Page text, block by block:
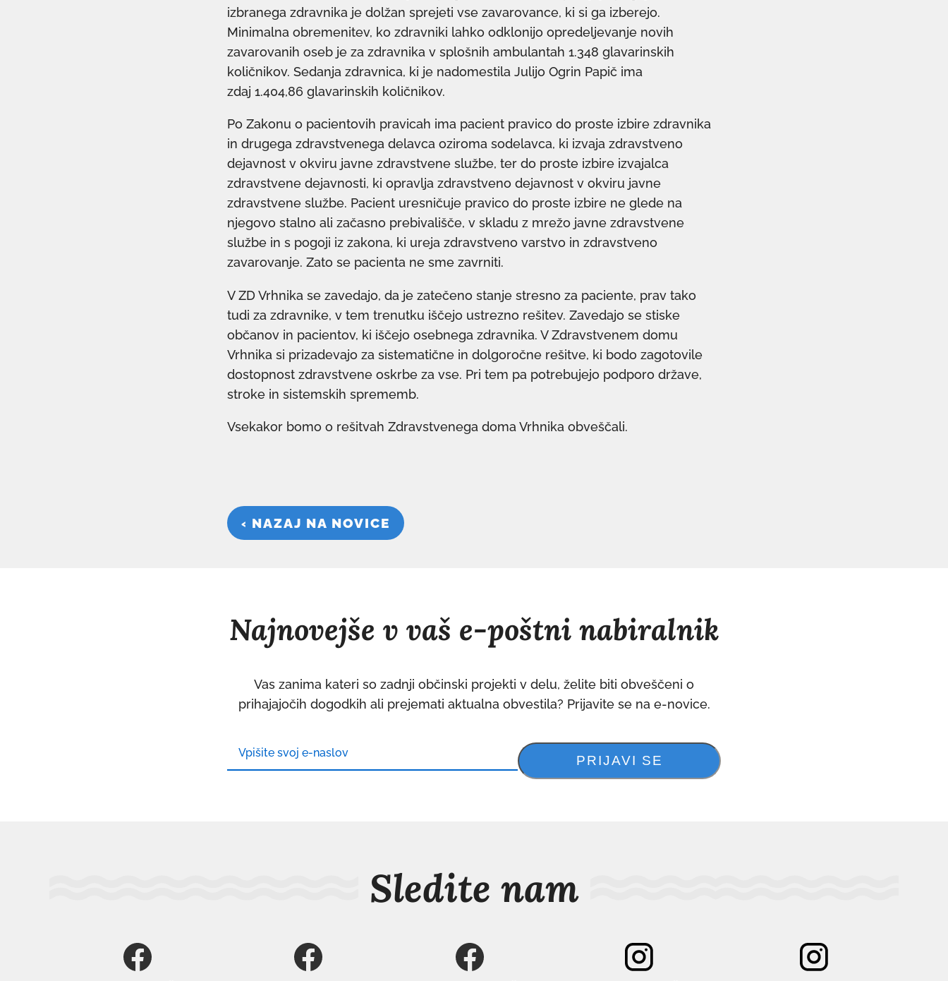
izbranega zdravnika je dolžan sprejeti vse zavarovance, ki si ga izberejo.
Minimalna obremenitev, ko zdravniki lahko odklonijo opredeljevanje novih
zavarovanih oseb je za zdravnika v splošnih ambulantah 1.348 glavarinskih
količnikov. Sedanja zdravnica, ki je nadomestila Julijo Ogrin Papič ima
zdaj 1.404,86 glavarinskih količnikov.
Po Zakonu o pacientovih pravicah ima pacient pravico do proste izbire zdravnika
in drugega zdravstvenega delavca oziroma sodelavca, ki izvaja zdravstveno
dejavnost v okviru javne zdravstvene službe, ter do proste izbire izvajalca
zdravstvene dejavnosti, ki opravlja zdravstveno dejavnost v okviru javne
zdravstvene službe. Pacient uresničuje pravico do proste izbire ne glede na
njegovo stalno ali začasno prebivališče, v skladu z mrežo javne zdravstvene
službe in s pogoji iz zakona, ki ureja zdravstveno varstvo in zdravstveno
zavarovanje. Zato se pacienta ne sme zavrniti.
V ZD Vrhnika se zavedajo, da je zatečeno stanje stresno za paciente, prav tako
tudi za zdravnike, v tem trenutku iščejo ustrezno rešitev. Zavedajo se stiske
občanov in pacientov, ki iščejo osebnega zdravnika. V Zdravstvenem domu
Vrhnika si prizadevajo za sistematične in dolgoročne rešitve, ki bodo zagotovile
dostopnost zdravstvene oskrbe za vse. Pri tem pa potrebujejo podporo države,
stroke in sistemskih sprememb.
Vsekakor bomo o rešitvah Zdravstvenega doma Vrhnika obveščali.
‹ NAZAJ NA NOVICE
Najnovejše v vaš e-poštni nabiralnik
Vas zanima kateri so zadnji občinski projekti v delu, želite biti obveščeni o
prihajajočih dogodkih ali prejemati aktualna obvestila? Prijavite se na e-novice.
Sledite nam